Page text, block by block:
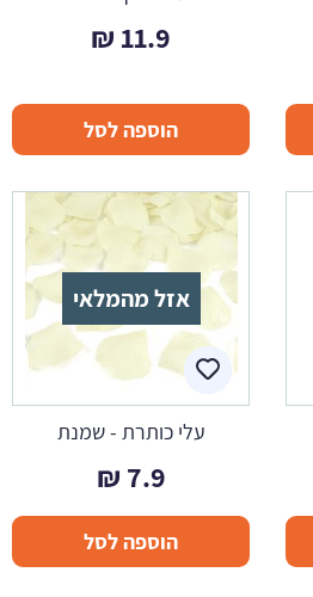
11.9
₪
הוספה לסל
אזל מהמלאי
עלי כותרת - שמנת
7.9
₪
הוספה לסל